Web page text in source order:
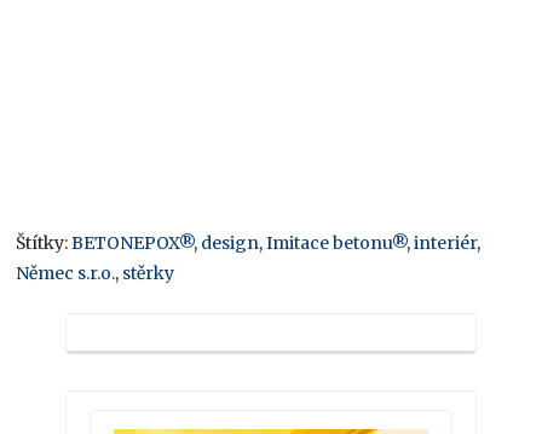
Štítky:BETONEPOX®, design,Imitace betonu®,interiér,
Němec s.r.o., stěrky